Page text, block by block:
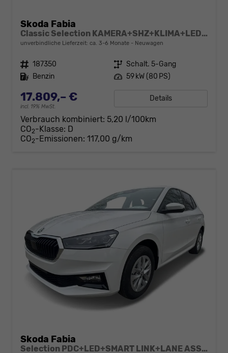
Skoda Fabia
Classic Selection KAMERA+SHZ+KLIMA+LED+15" LM+SMARTLINK
unverbindliche Lieferzeit: ca. 3-6 Monate Neuwagen
Fahrzeugnr. 187350 Getriebe Schalt. 5-Gang
Kraftstoff Benzin Leistung 59 kW (80 PS)
17.809,– €
incl. 19% MwSt.
Details
Verbrauch kombiniert: 5,20 l/100km
CO2-Klasse: D
CO2-Emissionen: 117,00 g/km
Skoda Fabia
Selection PDC+LED+SMART LINK+LANE ASSIST